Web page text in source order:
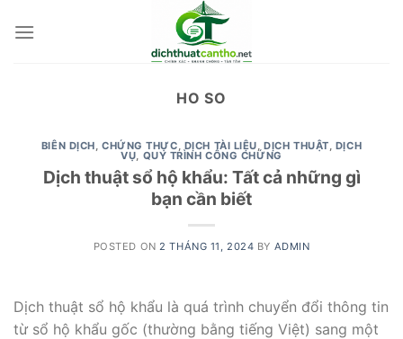
HO SO
BIÊN DỊCH,CHỨNG THỰC, DỊCH TÀI LIỆU,DỊCH THUẬT, DỊCH
VỤ, QUY TRÌNH CÔNG CHỨNG
Dịch thuật sổ hộ khẩu: Tất cả những gì
bạn cần biết
POSTED ON 2 THÁNG 11, 2024 BY ADMIN
Dịch thuật sổ hộ khẩu là quá trình chuyển đổi thông tin
từ sổ hộ khẩu gốc (thường bằng tiếng Việt) sang một